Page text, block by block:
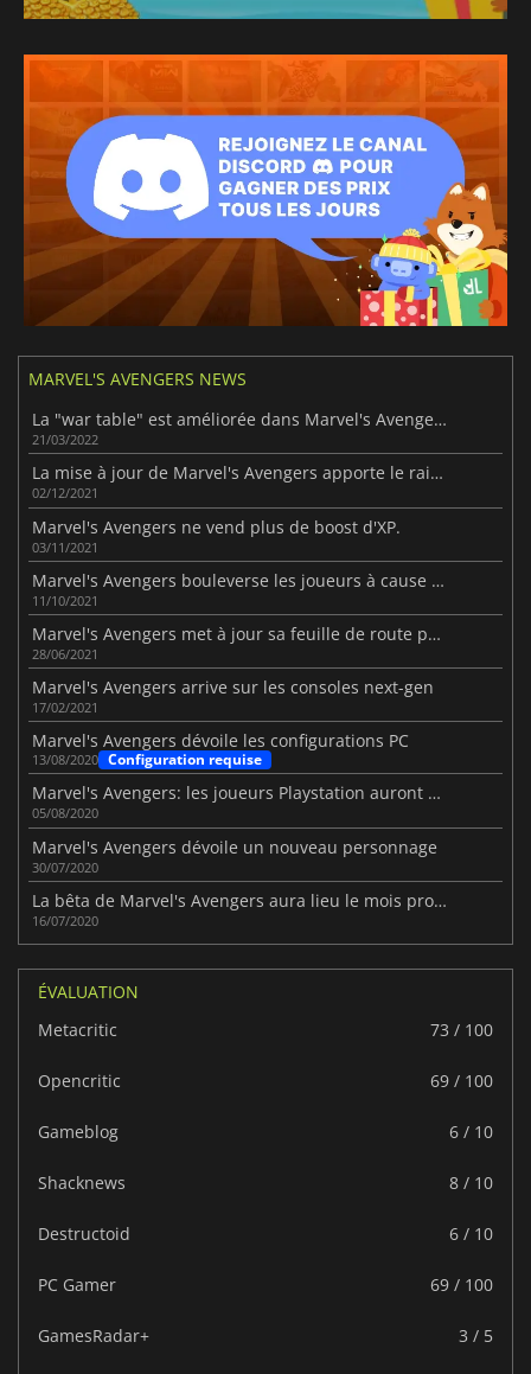
MARVEL'S AVENGERS NEWS
La "war table" est améliorée dans Marvel's Avengers.
21/03/2022
La mise à jour de Marvel's Avengers apporte le raid de Klaw et Spider-Man
02/12/2021
Marvel's Avengers ne vend plus de boost d'XP.
03/11/2021
Marvel's Avengers bouleverse les joueurs à cause des microtransactions.
11/10/2021
Marvel's Avengers met à jour sa feuille de route pour juillet
28/06/2021
Marvel's Avengers arrive sur les consoles next-gen
17/02/2021
Marvel's Avengers dévoile les configurations PC
13/08/2020 Configuration requise
Marvel's Avengers: les joueurs Playstation auront plus de contenu
05/08/2020
Marvel's Avengers dévoile un nouveau personnage
30/07/2020
La bêta de Marvel's Avengers aura lieu le mois prochain
16/07/2020
ÉVALUATION
Metacritic
73 / 100
Opencritic 69 / 100
Gameblog 6 / 10
Shacknews 8 / 10
Destructoid 6 / 10
PC Gamer 69 / 100
GamesRadar+ 3 / 5